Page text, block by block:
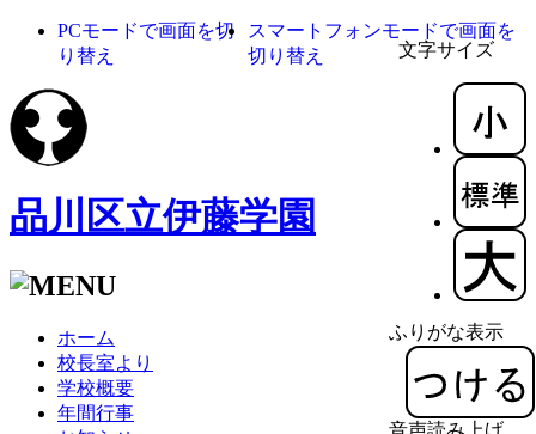
文字サイズ
ふりがな表示
音声読み上げ
PCモードで画面を切
り替え
スマートフォンモードで画面を
切り替え
品川区立伊藤学園
ホーム
校長室より
学校概要
年間行事